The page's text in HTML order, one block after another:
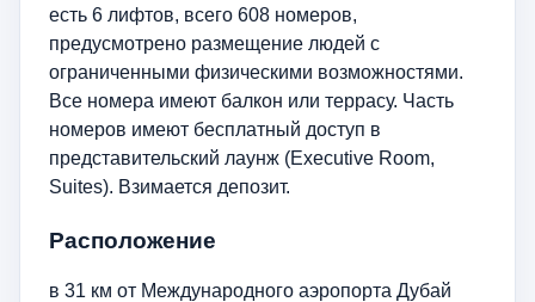
есть 6 лифтов, всего 608 номеров,
предусмотрено размещение людей с
ограниченными физическими возможностями.
Все номера имеют балкон или террасу. Часть
номеров имеют бесплатный доступ в
представительский лаунж (Executive Room,
Suites). Взимается депозит.
Расположение
в 31 км от Международного аэропорта Дубай